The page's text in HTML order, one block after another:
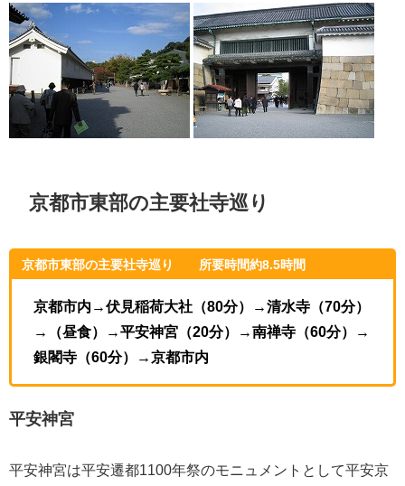
京都市東部の主要社寺巡り
京都市東部の主要社寺巡り 所要時間約8.5時間
京都市内→伏見稲荷大社（80分）→清水寺（70分）
→（昼食）→平安神宮（20分）→南禅寺（60分）→
銀閣寺（60分）→京都市内
平安神宮
平安神宮は平安遷都1100年祭のモニュメントとして平安京